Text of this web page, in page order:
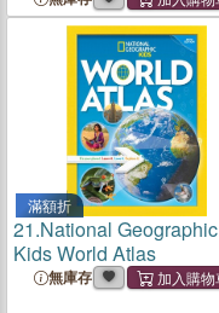
滿額折
21.National Geographic
Kids World Atlas
無庫存